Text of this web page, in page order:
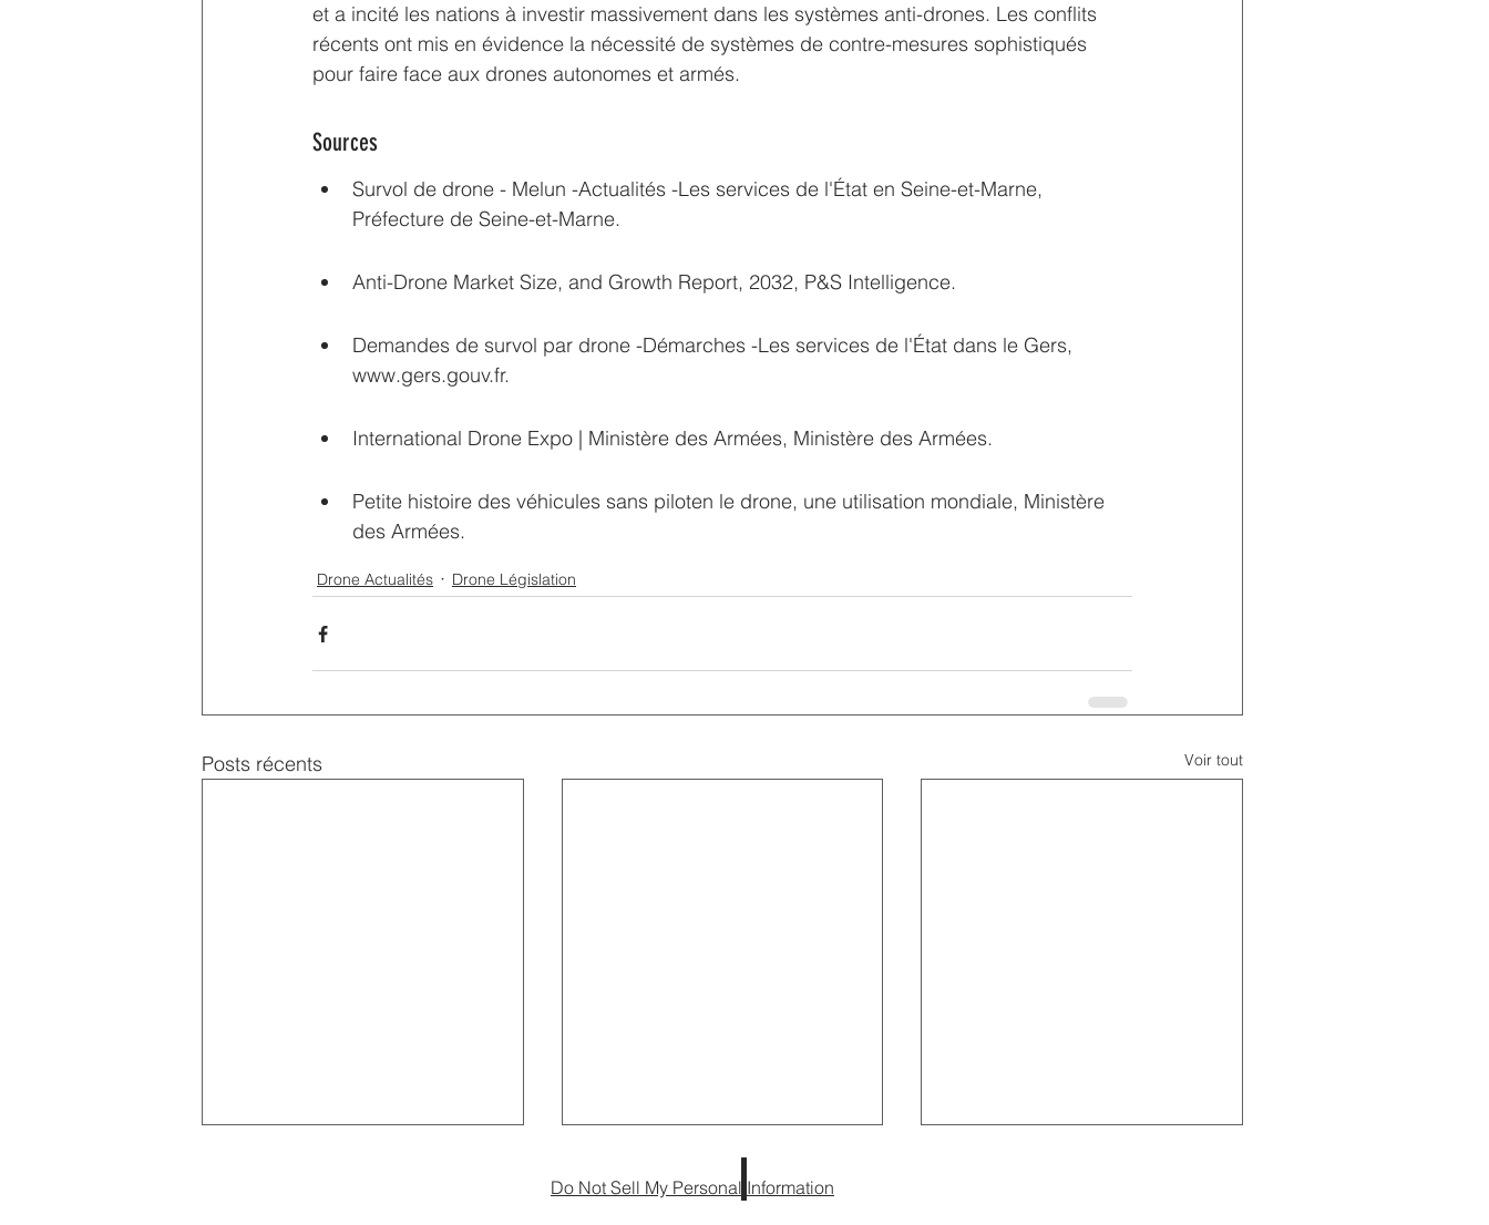
et a incité les nations à investir massivement dans les systèmes anti-drones. Les conflits
récents ont mis en évidence la nécessité de systèmes de contre-mesures sophistiqués
pour faire face aux drones autonomes et armés.
Sources
Survol de drone - Melun -Actualités -Les services de l'État en Seine-et-Marne,
Préfecture de Seine-et-Marne.
Anti-Drone Market Size, and Growth Report, 2032, P&S Intelligence.
Demandes de survol par drone -Démarches -Les services de l'État dans le Gers,
www.gers.gouv.fr.
International Drone Expo | Ministère des Armées, Ministère des Armées.
Petite histoire des véhicules sans piloten le drone, une utilisation mondiale, Ministère
des Armées.
Drone Actualités Drone Législation
Posts récents Voir tout
Do Not Sell My Personal Information